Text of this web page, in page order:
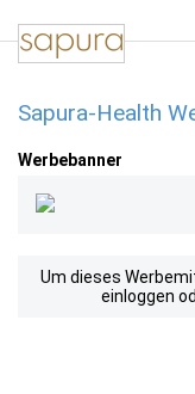
Sapura-Health
Werbebanner
Um dieses
einloggen